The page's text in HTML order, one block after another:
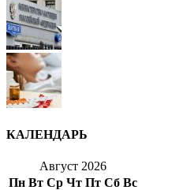
КАЛЕНДАРЬ
Август 2026
Пн Вт Ср Чт Пт Сб Вс